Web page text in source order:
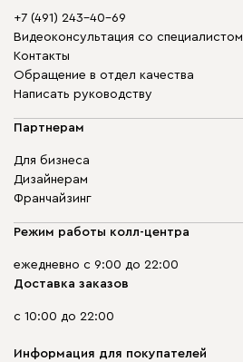
+7 (491) 243-40-69
Видеоконсультация со специалистом
Контакты
Обращение в отдел качества
Написать руководству
Партнерам
Для бизнеса
Дизайнерам
Франчайзинг
Режим работы колл-центра
ежедневно с 9:00 до 22:00
Доставка заказов
с 10:00 до 22:00
Информация для покупателей